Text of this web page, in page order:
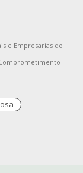
e Empresarias do